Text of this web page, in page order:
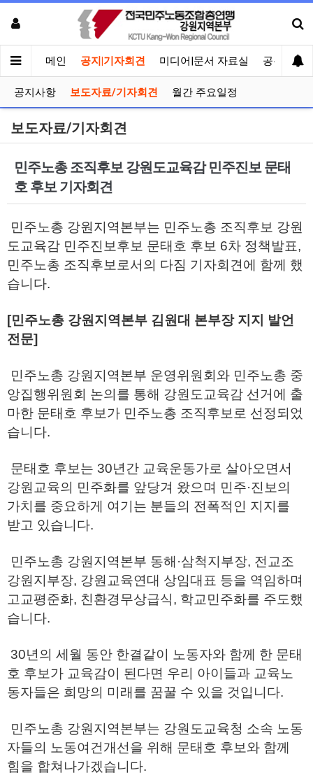
메인 공지|기자회견 미디어|문서 자료실 공유게시
공지사항 보도자료/기자회견 월간 주요일정
보도자료/기자회견
민주노총 조직후보 강원도교육감 민주진보 문태
호 후보 기자회견
민주노총 강원지역본부는 민주노총 조직후보 강원
도교육감 민주진보후보 문태호 후보 6차 정책발표,
민주노총 조직후보로서의 다짐 기자회견에 함께 했
습니다.
[민주노총 강원지역본부 김원대 본부장 지지 발언
전문]
민주노총 강원지역본부 운영위원회와 민주노총 중
앙집행위원회 논의를 통해 강원도교육감 선거에 출
마한 문태호 후보가 민주노총 조직후보로 선정되었
습니다.
문태호 후보는 30년간 교육운동가로 살아오면서
강원교육의 민주화를 앞당겨 왔으며 민주·진보의
가치를 중요하게 여기는 분들의 전폭적인 지지를
받고 있습니다.
민주노총 강원지역본부 동해·삼척지부장, 전교조
강원지부장, 강원교육연대 상임대표 등을 역임하며
고교평준화, 친환경무상급식, 학교민주화를 주도했
습니다.
30년의 세월 동안 한결같이 노동자와 함께 한 문태
호 후보가 교육감이 된다면 우리 아이들과 교육노
동자들은 희망의 미래를 꿈꿀 수 있을 것입니다.
민주노총 강원지역본부는 강원도교육청 소속 노동
자들의 노동여건개선을 위해 문태호 후보와 함께
힘을 합쳐나가겠습니다.